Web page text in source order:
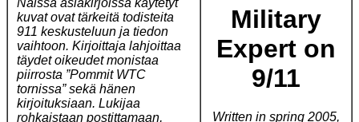
Näissä asiakirjoissa käytetyt
kuvat ovat tärkeitä todisteita
911 keskusteluun ja tiedon
vaihtoon. Kirjoittaja lahjoittaa
täydet oikeudet monistaa
piirrosta ”Pommit WTC
tornissa” sekä hänen
kirjoituksiaan. Lukijaa
rohkaistaan postittamaan,
Military
Expert on
9/11
Written in spring 2005,